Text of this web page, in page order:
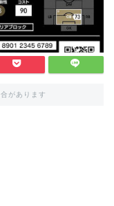
があります